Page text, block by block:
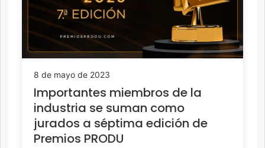
8 de mayo de 2023
Importantes miembros de la
industria se suman como
jurados a séptima edición de
Premios PRODU